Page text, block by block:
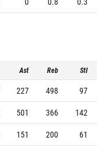
Ast Reb Stl
227 498
97
501 366
142
151 200
61